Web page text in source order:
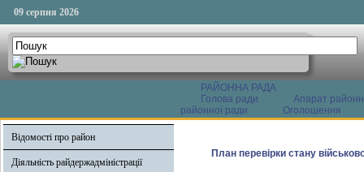
09 серпня 2026
РАЙОННА РАДА
Голова ради
Апарат
районної ради
Оголошення
Відомості про район
Діяльність райдержадміністрації
План перевірки стану